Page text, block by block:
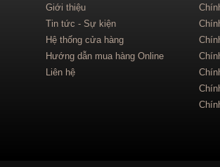
Giới thiệu
Tin tức - Sự kiện
Hệ thống cửa hàng
Hướng dẫn mua hàng Online
Liên hệ